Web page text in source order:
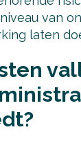
van
laten